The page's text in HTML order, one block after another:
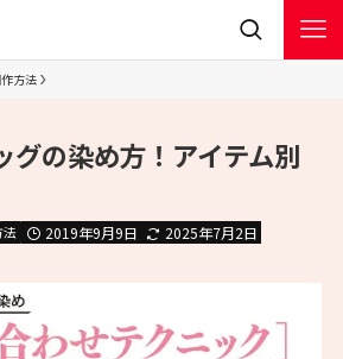
方法
グの染め方！アイテム別
法 2019年9月9日 2025年7月2日